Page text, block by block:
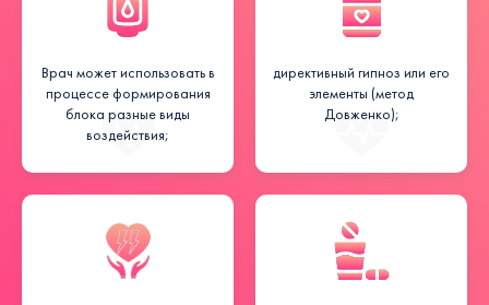
Врач может использовать в
процессе формирования
блока разные виды
воздействия;
директивный гипноз или его
элементы (метод
Довженко);